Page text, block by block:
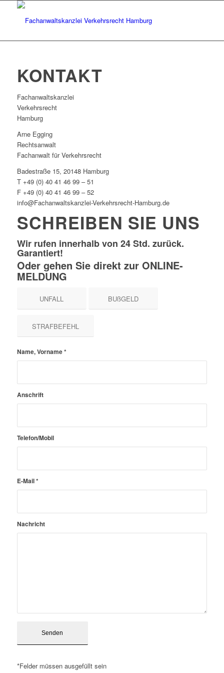
KONTAKT
Fachanwaltskanzlei
Verkehrsrecht
Hamburg
Arne Egging
Rechtsanwalt
Fachanwalt für Verkehrsrecht
Badestraße 15, 20148 Hamburg
T +49 (0) 40 41 46 99 – 51
F +49 (0) 40 41 46 99 – 52
info@Fachanwaltskanzlei-Verkehrsrecht-Hamburg.de
SCHREIBEN SIE UNS
Wir rufen innerhalb von 24 Std. zurück.
Garantiert!
Oder gehen Sie direkt zur ONLINE-
MELDUNG
UNFALL BUßGELD
STRAFBEFEHL
Name, Vorname*
Anschrift
Telefon/Mobil
E-Mail*
Nachricht
*Felder müssen ausgefüllt sein